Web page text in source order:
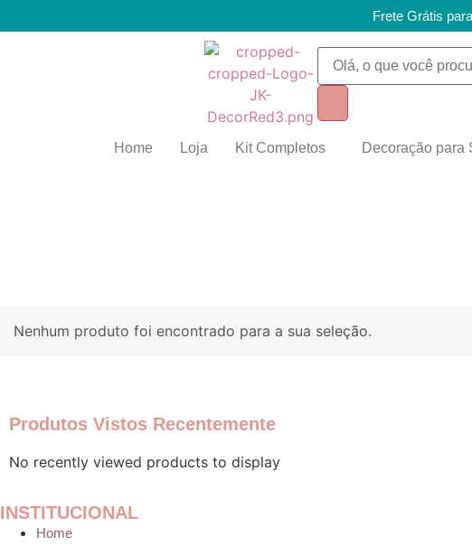
Frete Grátis
Home Loja Kit Completos Decoração para
Nenhum produto foi encontrado para a sua seleção.
Produtos Vistos Recentemente
No recently viewed products to display
INSTITUCIONAL
Home